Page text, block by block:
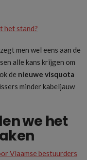
het stand?
men wel eens aan de
alle kans krijgen om
de nieuwe visquota
minder kabeljauw
we het
Vlaamse bestuurders